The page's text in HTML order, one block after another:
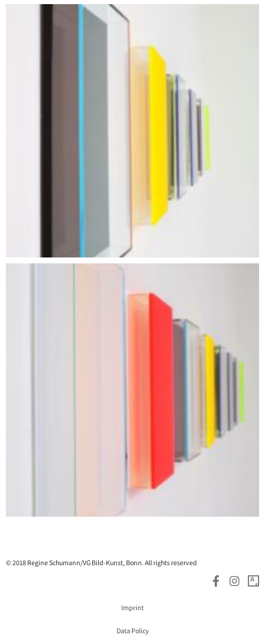
© 2018 Regine Schumann/VG Bild-Kunst, Bonn. All rights reserved
Imprint
Data Policy